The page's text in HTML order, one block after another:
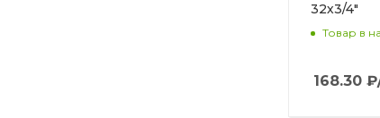
32х3/4"
Товар в
168.30 ₽